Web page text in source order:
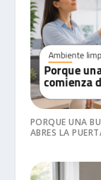
PORQUE UNA
ABRES LA